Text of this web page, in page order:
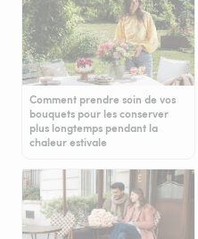
Comment prendre soin de vos
bouquets pour les conserver
plus longtemps pendant la
chaleur estivale